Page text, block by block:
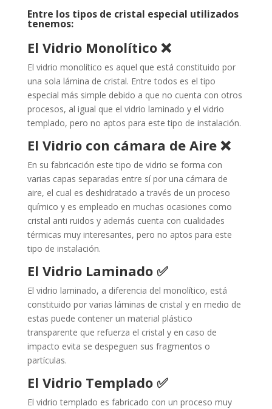
Entre los tipos de cristal especial utilizados
tenemos:
El Vidrio Monolítico ❌
El vidrio monolítico es aquel que está constituido por
una sola lámina de cristal. Entre todos es el tipo
especial más simple debido a que no cuenta con otros
procesos, al igual que el vidrio laminado y el vidrio
templado, pero no aptos para este tipo de instalación.
El Vidrio con cámara de Aire ❌
En su fabricación este tipo de vidrio se forma con
varias capas separadas entre sí por una cámara de
aire, el cual es deshidratado a través de un proceso
químico y es empleado en muchas ocasiones como
cristal anti ruidos y además cuenta con cualidades
térmicas muy interesantes, pero no aptos para este
tipo de instalación.
El Vidrio Laminado ✅
El vidrio laminado, a diferencia del monolítico, está
constituido por varias láminas de cristal y en medio de
estas puede contener un material plástico
transparente que refuerza el cristal y en caso de
impacto evita se despeguen sus fragmentos o
partículas.
El Vidrio Templado ✅
El vidrio templado es fabricado con un proceso muy